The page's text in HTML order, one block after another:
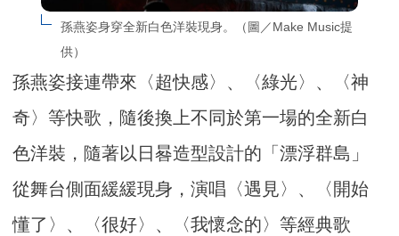
孫燕姿身穿全新白色洋裝現身。（圖／Make Music提
供）
孫燕姿接連帶來〈超快感〉、〈綠光〉、〈神
奇〉等快歌，隨後換上不同於第一場的全新白
色洋裝，隨著以日晷造型設計的「漂浮群島」
從舞台側面緩緩現身，演唱〈遇見〉、〈開始
懂了〉、〈很好〉、〈我懷念的〉等經典歌